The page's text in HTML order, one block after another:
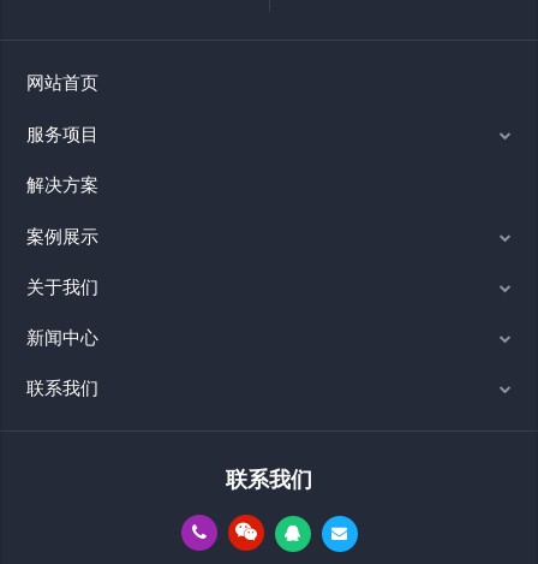
网站首页
服务项目
解决方案
案例展示
关于我们
新闻中心
联系我们
联系我们